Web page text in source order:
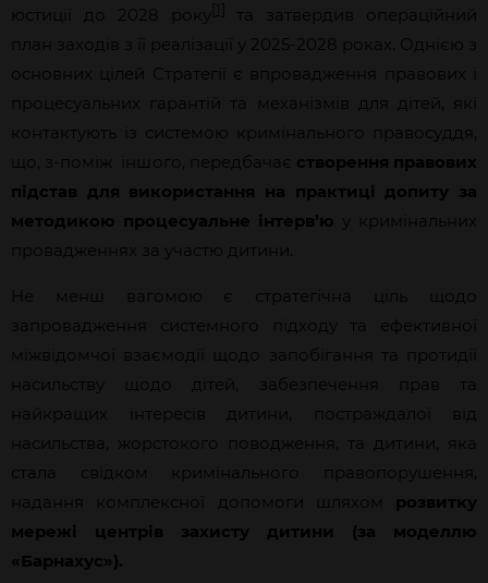
юстиції до 2028 року
[1]
та затвердив операційний
план заходів з її реалізації у 2025-2028 роках. Однією з
основних цілей Стратегії є впровадження правових і
процесуальних гарантій та механізмів для дітей, які
контактують із системою кримінального правосуддя,
що, з-поміж іншого, передбачає створення правових
підстав для використання на практиці допиту за
методикою процесуальне інтерв’ю
у кримінальних
провадженнях за участю дитини.
Не менш вагомою є стратегічна ціль щодо
запровадження системного підходу та ефективної
міжвідомчої взаємодії щодо запобігання та протидії
насильству щодо дітей, забезпечення прав та
найкращих інтересів дитини, постраждалої від
насильства, жорстокого поводження, та дитини, яка
стала свідком кримінального правопорушення,
надання комплексної допомоги шляхом
розвитку
мережі центрів захисту дитини (за моделлю
«Барнахус»).